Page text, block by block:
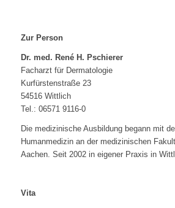
Zur Person
Dr. med. René H. Pschierer
Facharzt für Dermatologie
Kurfürstenstraße 23
54516 Wittlich
Tel.: 06571 9116-0
Die medizinische Ausbildung begann mit
Humanmedizin an der medizinischen
Aachen. Seit 2002 in eigener Praxis in
Vita